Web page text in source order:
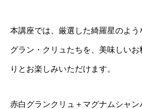
本講座では、厳選した綺羅星のよ
グラン・クリュたちを、美味しい
りとお楽しみいただけます。
赤白グランクリュ＋マグナムシャン